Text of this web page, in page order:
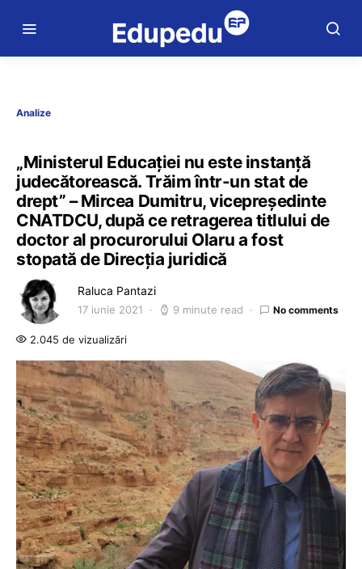
Analize
„Ministerul Educației nu este instanță
judecătorească. Trăim într-un stat de
drept” – Mircea Dumitru, vicepreședinte
CNATDCU, după ce retragerea titlului de
doctor al procurorului Olaru a fost
stopată de Direcția juridică
Raluca Pantazi
17 iunie 2021 9 minute read No comments
2.045 de vizualizări